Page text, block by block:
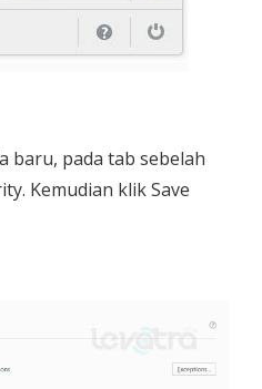
baru, pada tab sebelah
. Kemudian klikSave